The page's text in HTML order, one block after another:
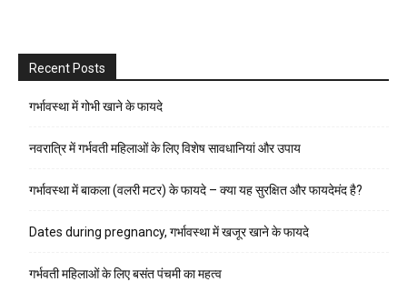
Recent Posts
गर्भावस्था में गोभी खाने के फायदे
नवरात्रि में गर्भवती महिलाओं के लिए विशेष सावधानियां और उपाय
गर्भावस्था में बाकला (वलरी मटर) के फायदे – क्या यह सुरक्षित और फायदेमंद है?
Dates during pregnancy, गर्भावस्था में खजूर खाने के फायदे
गर्भवती महिलाओं के लिए बसंत पंचमी का महत्व